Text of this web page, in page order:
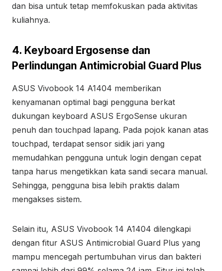
dan bisa untuk tetap memfokuskan pada aktivitas
kuliahnya.
4. Keyboard Ergosense dan
Perlindungan Antimicrobial Guard Plus
ASUS Vivobook 14 A1404 memberikan
kenyamanan optimal bagi pengguna berkat
dukungan keyboard ASUS ErgoSense ukuran
penuh dan touchpad lapang. Pada pojok kanan atas
touchpad, terdapat sensor sidik jari yang
memudahkan pengguna untuk login dengan cepat
tanpa harus mengetikkan kata sandi secara manual.
Sehingga, pengguna bisa lebih praktis dalam
mengakses sistem.
Selain itu, ASUS Vivobook 14 A1404 dilengkapi
dengan fitur ASUS Antimicrobial Guard Plus yang
mampu mencegah pertumbuhan virus dan bakteri